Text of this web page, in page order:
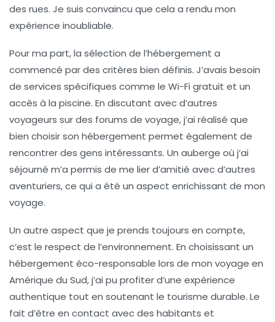
des rues. Je suis convaincu que cela a rendu mon
expérience inoubliable.
Pour ma part, la sélection de l’hébergement a
commencé par des critères bien définis. J’avais besoin
de services spécifiques comme le Wi-Fi gratuit et un
accès à la piscine. En discutant avec d’autres
voyageurs sur des forums de voyage, j’ai réalisé que
bien choisir son hébergement permet également de
rencontrer des gens intéressants. Un auberge où j’ai
séjourné m’a permis de me lier d’amitié avec d’autres
aventuriers, ce qui a été un aspect enrichissant de mon
voyage.
Un autre aspect que je prends toujours en compte,
c’est le respect de l’environnement. En choisissant un
hébergement éco-responsable lors de mon voyage en
Amérique du Sud, j’ai pu profiter d’une expérience
authentique tout en soutenant le tourisme durable. Le
fait d’être en contact avec des habitants et